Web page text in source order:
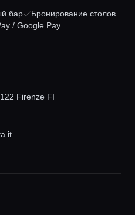
бар
Бронирование столов
/ Google Pay
Firenze FI